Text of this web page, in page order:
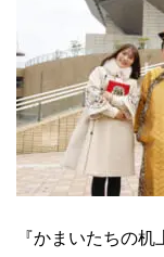
『かまいたちの